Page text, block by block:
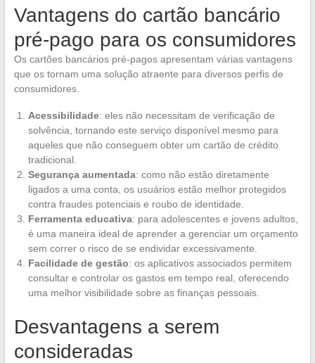
Vantagens do cartão bancário
pré-pago para os consumidores
Os cartões bancários pré-pagos apresentam várias vantagens
que os tornam uma solução atraente para diversos perfis de
consumidores.
Acessibilidade: eles não necessitam de verificação de
solvência, tornando este serviço disponível mesmo para
aqueles que não conseguem obter um cartão de crédito
tradicional.
Segurança aumentada: como não estão diretamente
ligados a uma conta, os usuários estão melhor protegidos
contra fraudes potenciais e roubo de identidade.
Ferramenta educativa: para adolescentes e jovens adultos,
é uma maneira ideal de aprender a gerenciar um orçamento
sem correr o risco de se endividar excessivamente.
Facilidade de gestão: os aplicativos associados permitem
consultar e controlar os gastos em tempo real, oferecendo
uma melhor visibilidade sobre as finanças pessoais.
Desvantagens a serem
consideradas